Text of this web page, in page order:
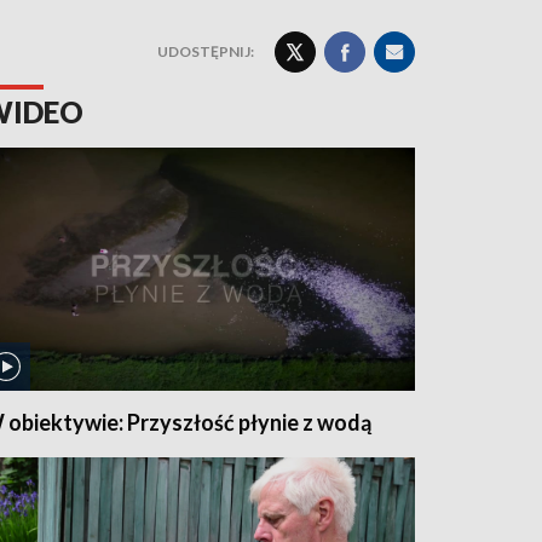
UDOSTĘPNIJ:
obiektywie: Przyszłość płynie z wodą